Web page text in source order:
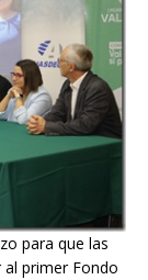
para que las
al primer Fondo